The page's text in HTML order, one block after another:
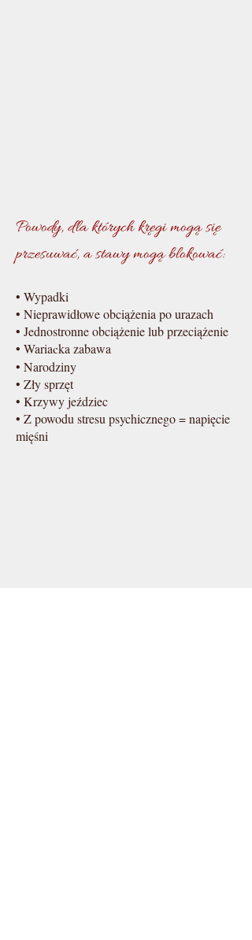
Powody, dla których kręgi mogą się
przesuwać, a stawy mogą blokować:
• Wypadki
• Nieprawidłowe obciążenia po urazach
• Jednostronne obciążenie lub przeciążenie
• Wariacka zabawa
• Narodziny
• Zły sprzęt
• Krzywy jeździec
• Z powodu stresu psychicznego = napięcie
mięśni